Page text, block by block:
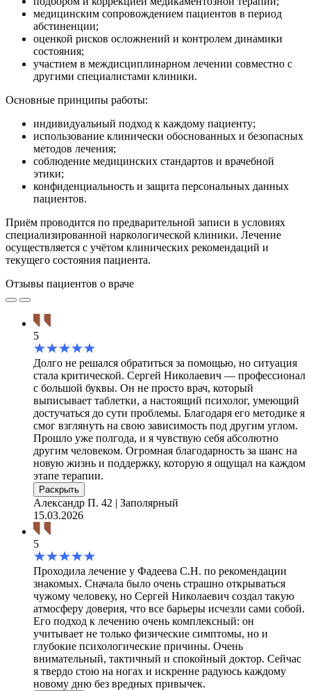
медицинским сопровождением пациентов в период
абстиненции;
оценкой рисков осложнений и контролем динамики
состояния;
участием в междисциплинарном лечении совместно с
другими специалистами клиники.
Основные принципы работы:
индивидуальный подход к каждому пациенту;
использование клинически обоснованных и безопасных
методов лечения;
соблюдение медицинских стандартов и врачебной
этики;
конфиденциальность и защита персональных данных
пациентов.
Приём проводится по предварительной записи в условиях
специализированной наркологической клиники. Лечение
осуществляется с учётом клинических рекомендаций и
текущего состояния пациента.
Отзывы пациентов о враче
5
Долго не решался обратиться за помощью, но ситуация
стала критической. Сергей Николаевич — профессионал
с большой буквы. Он не просто врач, который
выписывает таблетки, а настоящий психолог, умеющий
достучаться до сути проблемы. Благодаря его методике я
смог взглянуть на свою зависимость под другим углом.
Прошло уже полгода, и я чувствую себя абсолютно
другим человеком. Огромная благодарность за шанс на
новую жизнь и поддержку, которую я ощущал на каждом
этапе терапии.
Раскрыть
Александр П. 42 | Заполярный
15.03.2026
5
Проходила лечение у Фадеева С.Н. по рекомендации
знакомых. Сначала было очень страшно открываться
чужому человеку, но Сергей Николаевич создал такую
атмосферу доверия, что все барьеры исчезли сами собой.
Его подход к лечению очень комплексный: он
учитывает не только физические симптомы, но и
глубокие психологические причины. Очень
внимательный, тактичный и спокойный доктор. Сейчас
я твердо стою на ногах и искренне радуюсь каждому
новому дню без вредных привычек.